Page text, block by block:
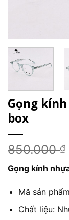
Gọng
box
850.000₫
Gọng kính
Mã sản
Chất liệu: